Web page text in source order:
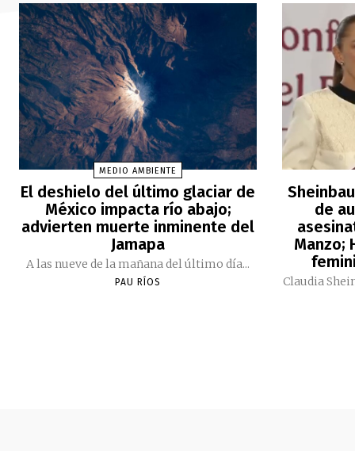
MEDIO AMBIENTE
El deshielo del último glaciar de
México impacta río abajo;
advierten muerte inminente del
Jamapa
A las nueve de la mañana del último día...
PAU RÍOS
de
Manzo;
Claudia